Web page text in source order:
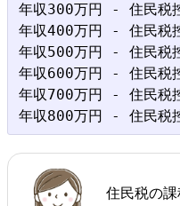
年収300万円 - 住民税
年収400万円 - 住民税
年収500万円 - 住民税
年収600万円 - 住民税
年収700万円 - 住民税
住民税の